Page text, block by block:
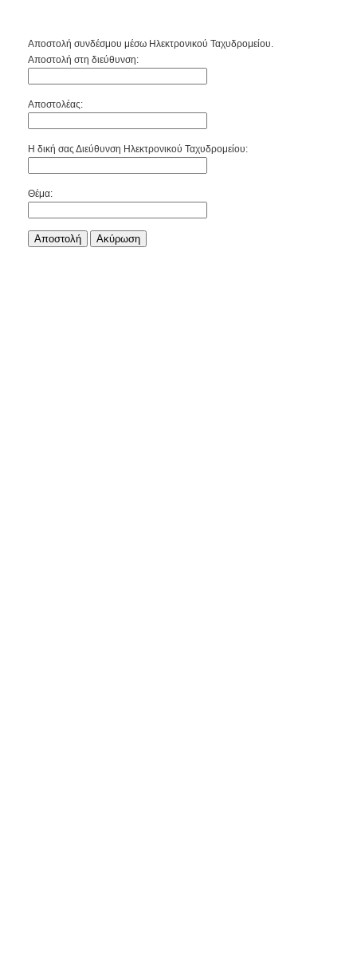
Αποστολή συνδέσμου μέσω Ηλεκτρονικού Ταχυδρομείου.
Αποστολή στη διεύθυνση:
Αποστολέας:
Η δική σας Διεύθυνση Ηλεκτρονικού Ταχυδρομείου:
Θέμα:
Αποστολή Aκύρωση